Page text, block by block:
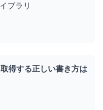
ブラリ
得する正しい書き方は